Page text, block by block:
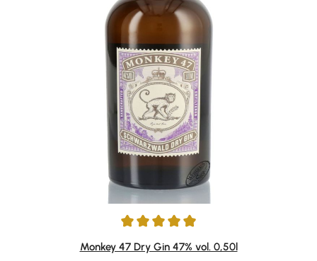
Durchschnittliche Bewertung von 4.92 von 5 Sternen
Monkey 47 Dry Gin 47% vol. 0,50l